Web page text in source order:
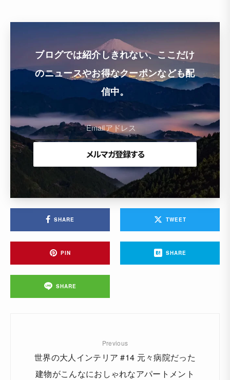
ブログでは紹介しきれない、ここだけ
のニュースやお得なクーポンなども配
信中。
SHARE TWEET
PIN SHARE
SHARE
Previous
世界の大人インテリア #14 元々病院だった
建物がこんなにおしゃれなアパートメント